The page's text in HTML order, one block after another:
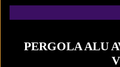
PERGOLA ALU